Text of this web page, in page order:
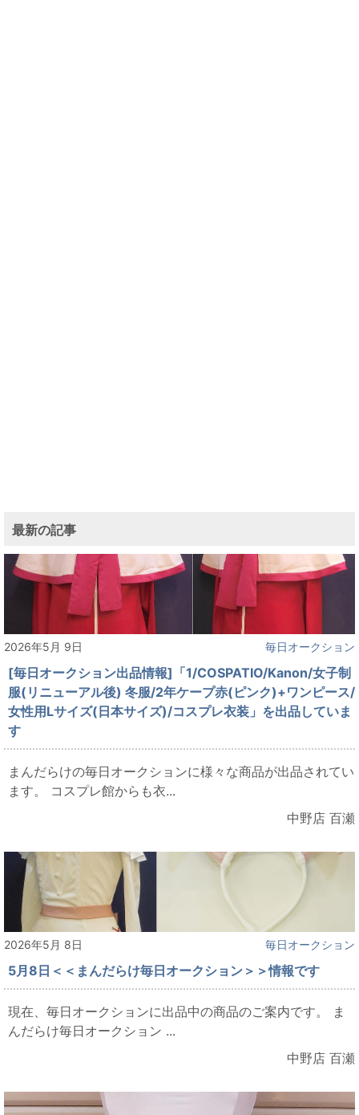
最新の記事
2026年5月 9日 毎日オークション
[毎日オークション出品情報]「1/COSPATIO/Kanon/女子制
服(リニューアル後) 冬服/2年ケープ赤(ピンク)+ワンピース/
女性用Lサイズ(日本サイズ)/コスプレ衣装」を出品していま
す
まんだらけの毎日オークションに様々な商品が出品されてい
ます。 コスプレ館からも衣...
中野店 百瀬
2026年5月 8日 毎日オークション
5月8日＜＜まんだらけ毎日オークション＞＞情報です
現在、毎日オークションに出品中の商品のご案内です。 ま
んだらけ毎日オークション ...
中野店 百瀬